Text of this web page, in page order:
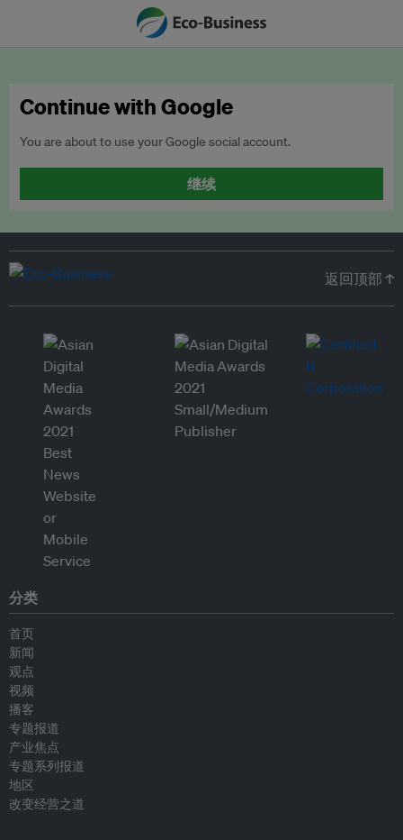
Continue with Google
You are about to use your Google social account.
继续
返回顶部 ↑
分类
首页
新闻
观点
视频
播客
专题报道
产业焦点
专题系列报道
地区
改变经营之道